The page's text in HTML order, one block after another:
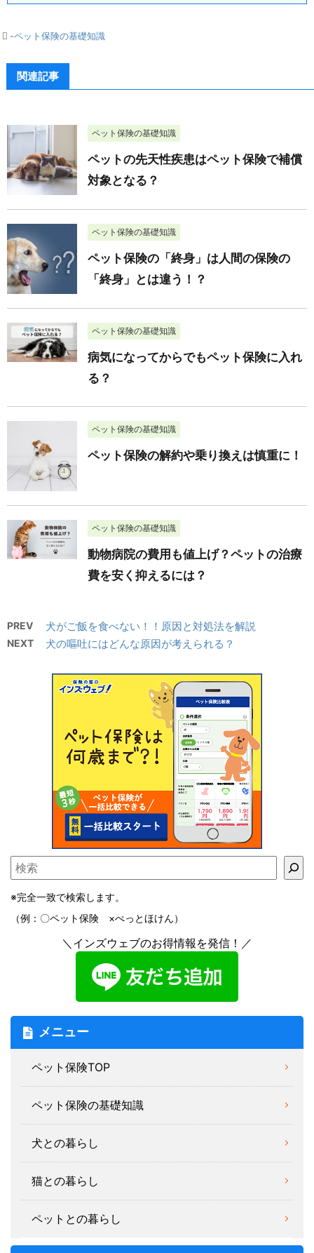
-ペット保険の基礎知識
関連記事
ペット保険の基礎知識
ペットの先天性疾患はペット保険で補償
対象となる？
ペット保険の基礎知識
ペット保険の「終身」は人間の保険の
「終身」とは違う！？
ペット保険の基礎知識
病気になってからでもペット保険に入れ
る？
ペット保険の基礎知識
ペット保険の解約や乗り換えは慎重に！
ペット保険の基礎知識
動物病院の費用も値上げ？ペットの治療
費を安く抑えるには？
PREV 犬がご飯を食べない！！原因と対処法を解説
NEXT 犬の嘔吐にはどんな原因が考えられる？
※完全一致で検索します。
（例：〇ペット保険 ×ぺっとほけん）
＼インズウェブのお得情報を発信！／
メニュー
ペット保険TOP
ペット保険の基礎知識
犬との暮らし
猫との暮らし
ペットとの暮らし